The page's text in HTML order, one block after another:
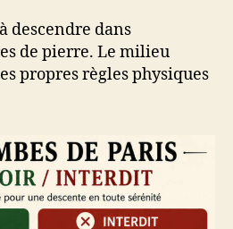
descendre dans
de pierre. Le milieu
propres règles physiques